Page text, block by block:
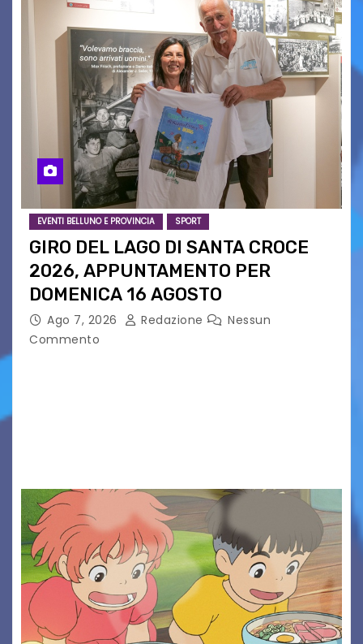
EVENTI BELLUNO E PROVINCIA SPORT
GIRO DEL LAGO DI SANTA CROCE
2026, APPUNTAMENTO PER
DOMENICA 16 AGOSTO
Ago 7, 2026 Redazione
Nessun
Commento